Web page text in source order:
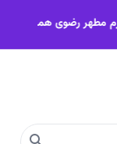
می‌آیند امانات